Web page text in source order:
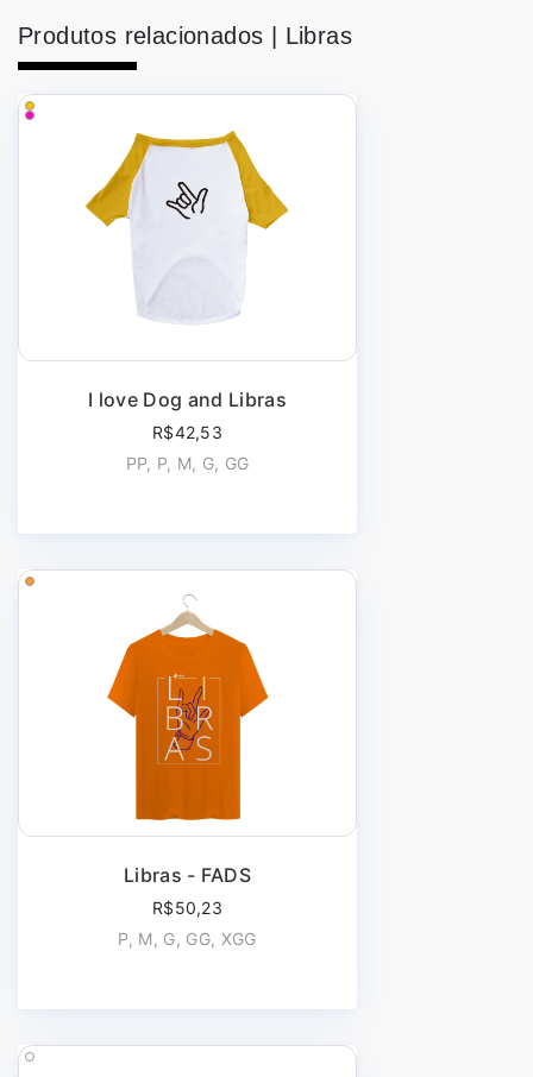
Produtos relacionados | Libras
I love Dog and Libras
R$42,53
PP, P, M, G, GG
Libras - FADS
R$50,23
P, M, G, GG, XGG